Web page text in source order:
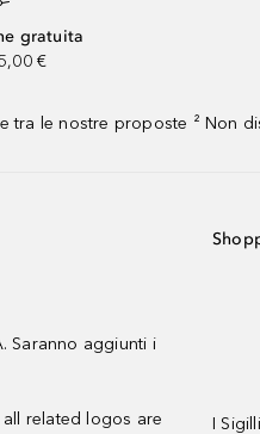
gratuita
€
le nostre proposte ² Non
Saranno aggiunti i
related logos are
I